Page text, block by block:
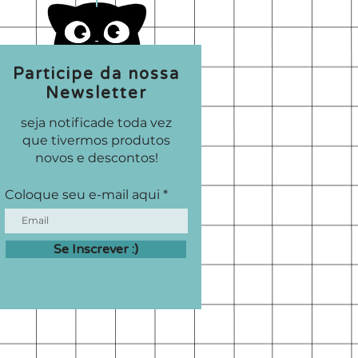
Participe da nossa
Newsletter
seja notificade toda vez
que tivermos produtos
novos e descontos!
Coloque seu e-mail aqui
Se Inscrever :)